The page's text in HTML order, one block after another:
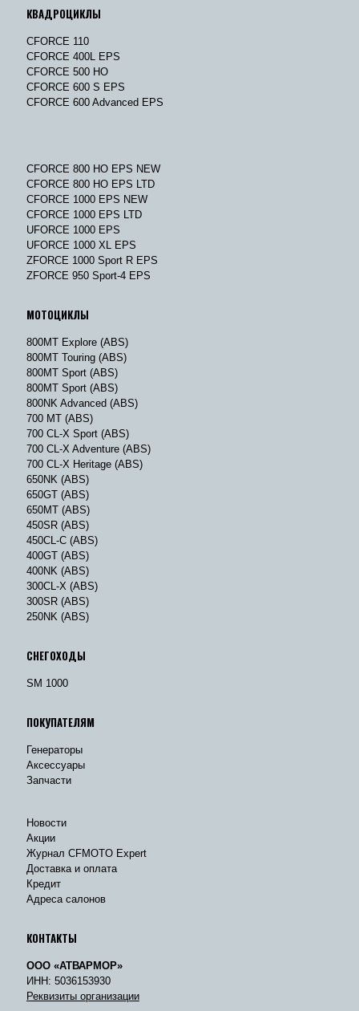
КВАДРОЦИКЛЫ
CFORCE 110
CFORCE 400L EPS
CFORCE 500 HO
CFORCE 600 S EPS
CFORCE 600 Advanced EPS
CFORCE 800 HO EPS NEW
CFORCE 800 HO EPS LTD
CFORCE 1000 EPS NEW
CFORCE 1000 EPS LTD
UFORCE 1000 EPS
UFORCE 1000 XL EPS
ZFORCE 1000 Sport R EPS
ZFORCE 950 Sport-4 EPS
МОТОЦИКЛЫ
800MT Explore (ABS)
800MT Touring (ABS)
800MT Sport (ABS)
800MT Sport (ABS)
800NK Advanced (ABS)
700 MT (ABS)
700 CL-X Sport (ABS)
700 CL-X Adventure (ABS)
700 CL-X Heritage (ABS)
650NK (ABS)
650GT (ABS)
650MT (ABS)
450SR (ABS)
450CL-C (ABS)
400GT (ABS)
400NK (ABS)
300CL-X (ABS)
300SR (ABS)
250NK (ABS)
СНЕГОХОДЫ
SM 1000
ПОКУПАТЕЛЯМ
Генераторы
Аксессуары
Запчасти
Новости
Акции
Журнал CFMOTO Expert
Доставка и оплата
Кредит
Адреса салонов
КОНТАКТЫ
ООО «АТВАРМОР»
ИНН: 5036153930
Реквизиты организации